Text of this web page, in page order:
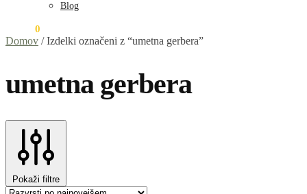
Blog
0
Domov /Izdelki označeni z “umetna gerbera”
umetna gerbera
Pokaži filtre